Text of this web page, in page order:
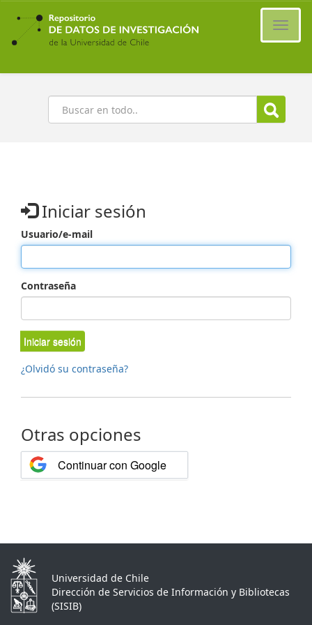
Ir
contenido
principal
Buscar
Iniciar sesión
Usuario/e-mail
Contraseña
Iniciar sesión
¿Olvidó su contraseña?
Otras opciones
Continuar con Google
Universidad de Chile
Dirección de Servicios de Información y Bibliotecas
(SISIB)